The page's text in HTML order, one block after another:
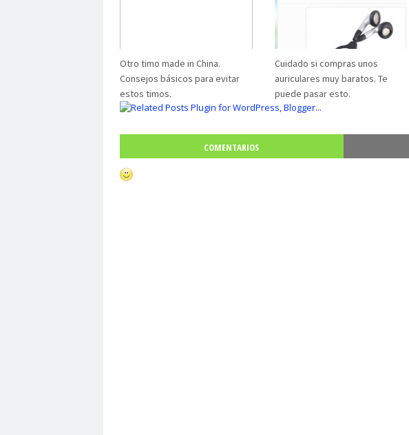
Otro timo made in China.
Consejos básicos para evitar
estos timos.
Cuidado si compras unos
auriculares muy baratos. Te
puede pasar esto.
COMENTARIOS